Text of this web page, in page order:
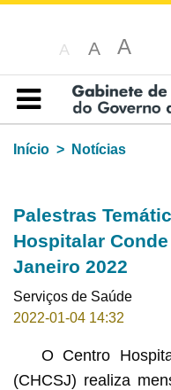
A A A
Índice
Início
Notícias
Palestras
Hospitalar
Janeiro 2022
Serviços de Saúde
2022-01-04 14:32
O Centro
(CHCSJ) realiza